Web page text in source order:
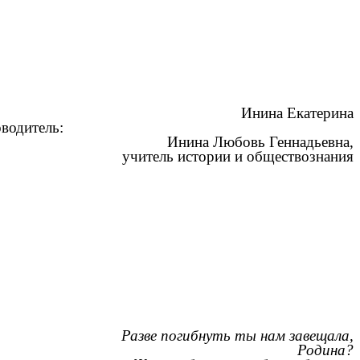
Инина Екатерина
Инина Любовь Геннадьевна,
учитель истории и обществознания
Разве погибнуть ты нам завещала,
Родина?